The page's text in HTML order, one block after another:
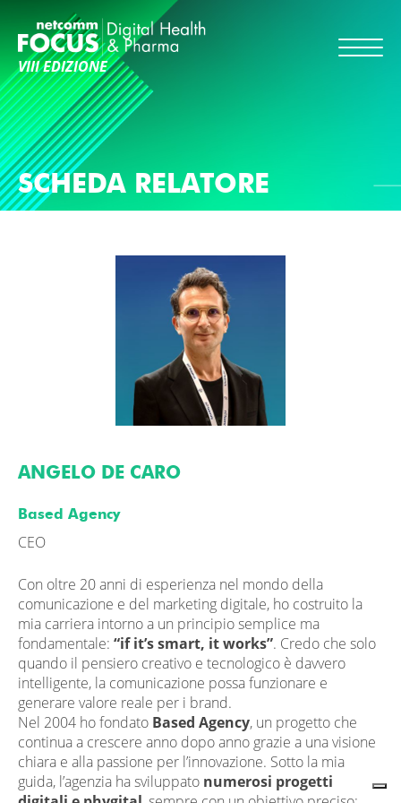
VIII EDIZIONE
SCHEDA RELATORE
ANGELO DE CARO
Based Agency
CEO
Con oltre 20 anni di esperienza nel mondo della
comunicazione e del marketing digitale, ho costruito la
mia carriera intorno a un principio semplice ma
fondamentale: “if it’s smart, it works”. Credo che solo
quando il pensiero creativo e tecnologico è davvero
intelligente, la comunicazione possa funzionare e
generare valore reale per i brand.
Nel 2004 ho fondato Based Agency, un progetto che
continua a crescere anno dopo anno grazie a una visione
chiara e alla passione per l’innovazione. Sotto la mia
guida, l’agenzia ha sviluppato numerosi progetti